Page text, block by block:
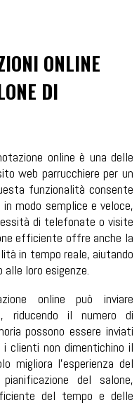
ONLINE
DI
online è una delle
web parrucchiere per un
funzionalità consente
modo semplice e veloce,
di telefonate o visite
efficiente offre anche la
in tempo reale, aiutando
loro esigenze.
online può inviare
riducendo il numero di
possono essere inviati
clienti non dimentichino il
migliora l'esperienza del
del salone,
del tempo e delle